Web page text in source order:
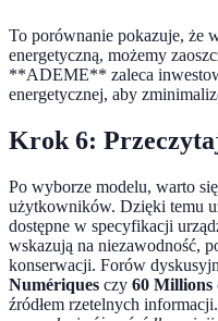
To porównanie pokazuje, że
energetyczną, możemy
**ADEME** zaleca
energetycznej, aby
Krok 6:
Po wyborze modelu, warto
użytkowników. Dzięki temu
dostępne w specyfikacji
wskazują na niezawodność,
konserwacji. Forów
Numériques czy 60 Millions
źródłem rzetelnych informacji.